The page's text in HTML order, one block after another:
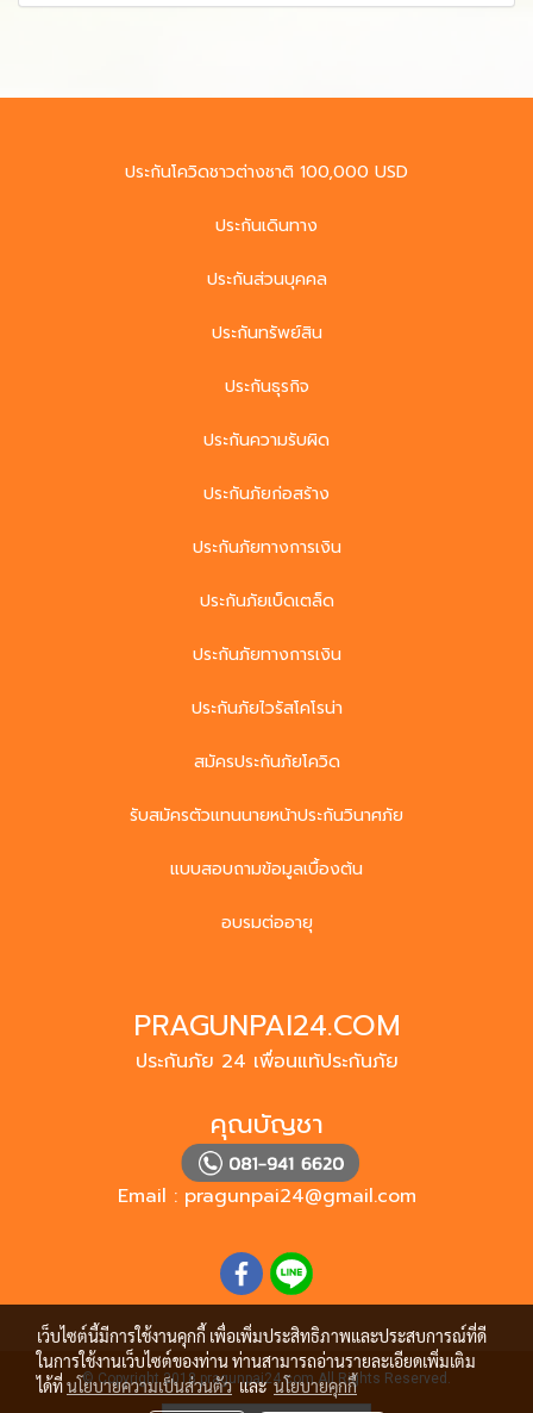
ประกันโควิดชาวต่างชาติ 100,000 USD
ประกันเดินทาง
ประกันส่วนบุคคล
ประกันทรัพย์สิน
ประกันธุรกิจ
ประกันความรับผิด
ประกันภัยก่อสร้าง
ประกันภัยทางการเงิน
ประกันภัยเบ็ดเตล็ด
ประกันภัยทางการเงิน
ประกันภัยไวรัสโคโรน่า
สมัครประกันภัยโควิด
รับสมัครตัวแทนนายหน้าประกันวินาศภัย
แบบสอบถามข้อมูลเบื้องต้น
อบรมต่ออายุ
PRAGUNPAI24.COM
ประกันภัย 24 เพื่อนแท้ประกันภัย
คุณบัญชา
Email : pragunpai24@gmail.com
© Copyright 2018 pragunpai24.com All Rights Reserved.
เว็บไซต์นี้มีการใช้งานคุกกี้ เพื่อเพิ่มประสิทธิภาพและประสบการณ์ที่ดี
ในการใช้งานเว็บไซต์ของท่าน ท่านสามารถอ่านรายละเอียดเพิ่มเติม
ได้ที่นโยบายความเป็นส่วนตัวและนโยบายคุกกี้